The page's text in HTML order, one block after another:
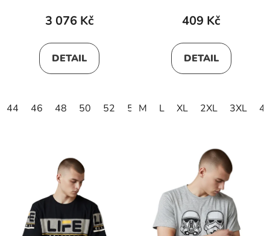
3 076 Kč
DETAIL
44 46 48 50 52 54 56 58 60 62
409 Kč
DETAIL
M L XL 2XL 3XL